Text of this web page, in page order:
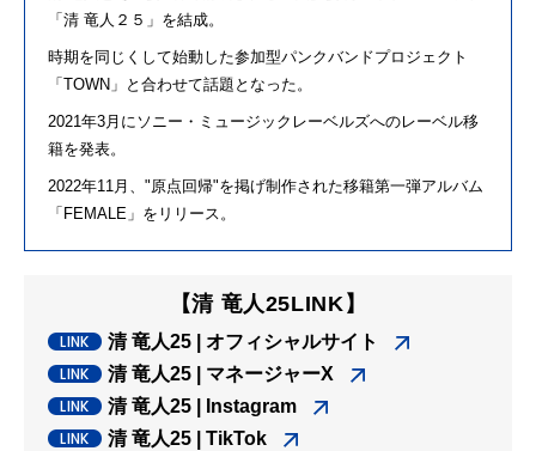
「清 竜人２５」を結成。
時期を同じくして始動した参加型パンクバンドプロジェクト
「TOWN」と合わせて話題となった。
2021年3月にソニー・ミュージックレーベルズへのレーベル移
籍を発表。
2022年11月、"原点回帰"を掲げ制作された移籍第一弾アルバム
「FEMALE」をリリース。
【清 竜人25LINK】
清 竜人25 | オフィシャルサイト
清 竜人25 | マネージャーX
清 竜人25 | Instagram
清 竜人25 | TikTok